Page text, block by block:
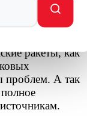
иранского
ракеты, как
проблем. А так